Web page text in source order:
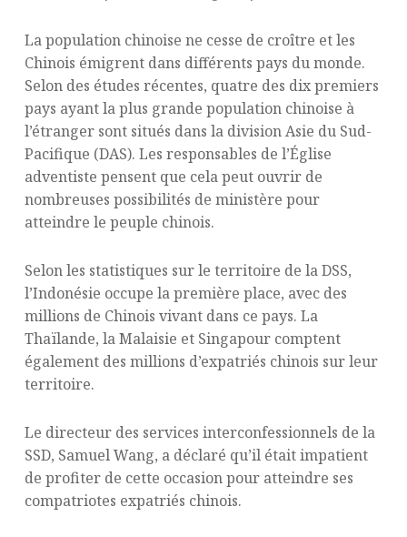
La population chinoise ne cesse de croître et les
Chinois émigrent dans différents pays du monde.
Selon des études récentes, quatre des dix premiers
pays ayant la plus grande population chinoise à
l’étranger sont situés dans la division Asie du Sud-
Pacifique (DAS). Les responsables de l’Église
adventiste pensent que cela peut ouvrir de
nombreuses possibilités de ministère pour
atteindre le peuple chinois.
Selon les statistiques sur le territoire de la DSS,
l’Indonésie occupe la première place, avec des
millions de Chinois vivant dans ce pays. La
Thaïlande, la Malaisie et Singapour comptent
également des millions d’expatriés chinois sur leur
territoire.
Le directeur des services interconfessionnels de la
SSD, Samuel Wang, a déclaré qu’il était impatient
de profiter de cette occasion pour atteindre ses
compatriotes expatriés chinois.